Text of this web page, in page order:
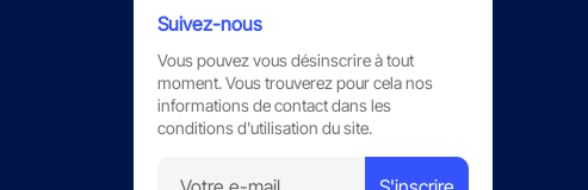
Suivez-nous
Vous pouvez vous désinscrire à tout
moment. Vous trouverez pour cela nos
informations de contact dans les
conditions d'utilisation du site.